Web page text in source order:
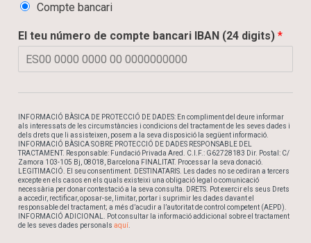
Compte bancari
El teu número de compte bancari IBAN (24 digits) *
INFORMACIÓ BÀSICA DE PROTECCIÓ DE DADES: En compliment del deure informar
als interessats de les circumstàncies i condicions del tractament de les seves dades i
dels drets que li assisteixen, posem a la seva disposició la següent informació.
INFORMACIÓ BÀSICA SOBRE PROTECCIÓ DE DADES RESPONSABLE DEL
TRACTAMENT. Responsable: Fundació Privada Ared. C.I.F.: G62728183 Dir. Postal: C/
Zamora 103-105 Bj, 08018, Barcelona FINALITAT. Processar la seva donació.
LEGITIMACIÓ. El seu consentiment. DESTINATARIS. Les dades no se cediran a tercers
excepte en els casos en els quals existeixi una obligació legal o comunicació
necessària per donar contestació a la seva consulta. DRETS. Pot exercir els seus Drets
a accedir, rectificar, oposar-se, limitar, portar i suprimir les dades davant el
responsable del tractament; a més d’acudir a l’autoritat de control competent (AEPD).
INFORMACIÓ ADICIONAL. Pot consultar la informació addicional sobre el tractament
de les seves dades personals aquí